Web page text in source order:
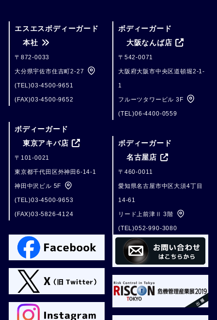
エスエスボディーガード
本社
〒872-0033
大分県宇佐市住吉町2-27
(TEL)03-4500-9651
(FAX)03-4500-9652
ボディーガード
東京アキバ店
〒101-0021
東京都千代田区外神田6-14-1
神田中沢ビル 5F
(TEL)03-4500-9653
(FAX)03-5826-4124
ボディーガード
大阪なんば店
〒542-0071
大阪府大阪市中央区道頓堀2-1-
1
フルーツタワービル 3F
(TEL)06-4400-0559
ボディーガード
名古屋店
〒460-0011
愛知県名古屋市中区大須4丁目
14-61
リード上前津Ⅱ 3階
(TEL)052-990-3080